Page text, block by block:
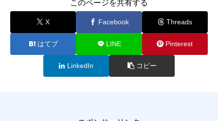
このページを共有する
X Facebook Threads
はてブ LINE Pinterest
LinkedIn コピー